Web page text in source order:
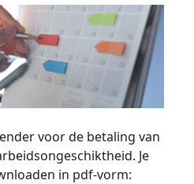
voor de betaling van
Je
in pdf-vorm: